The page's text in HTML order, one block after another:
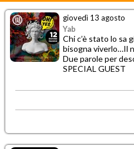
giovedì 13 agosto
Yab
Chi c’è stato lo sa
bisogna viverlo…Il
Due parole per
SPECIAL GUEST